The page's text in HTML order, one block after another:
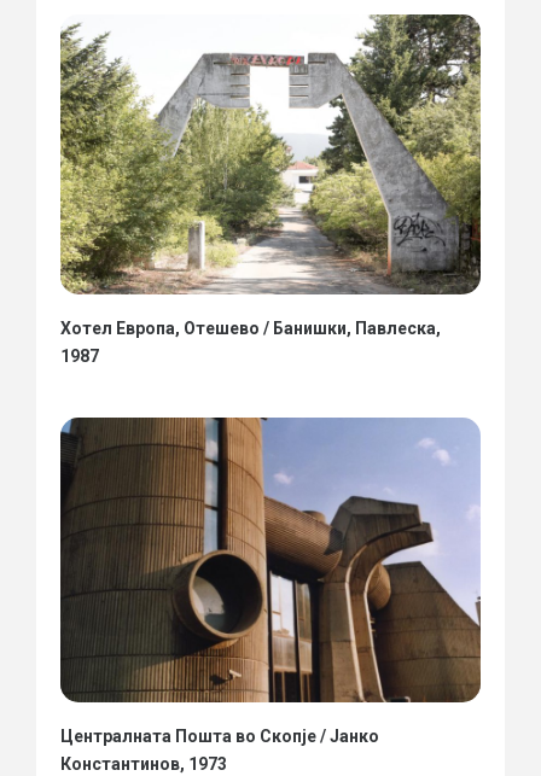
Хотел Европа, Отешево / Банишки, Павлеска,
1987
Централната Пошта во Скопје / Јанко
Константинов, 1973